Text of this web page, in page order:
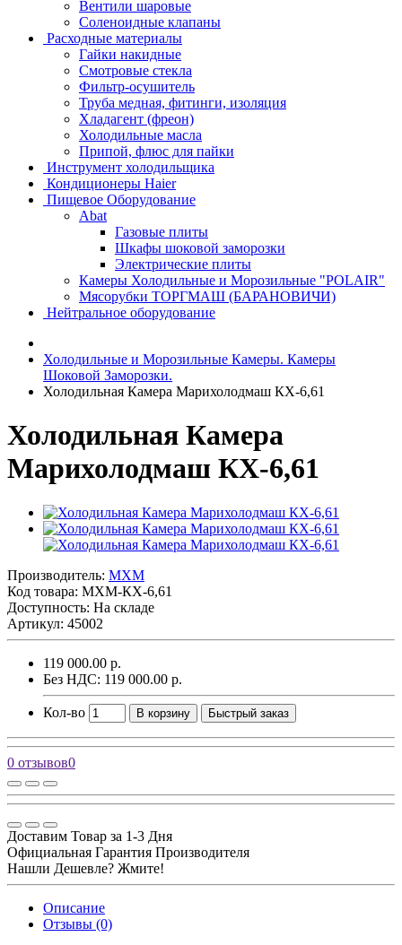
Вентили шаровые
Соленоидные клапаны
Расходные материалы
Гайки накидные
Смотровые стекла
Фильтр-осушитель
Труба медная, фитинги, изоляция
Хладагент (фреон)
Холодильные масла
Припой, флюс для пайки
Инструмент холодильщика
Кондиционеры Haier
Пищевое Оборудование
Abat
Газовые плиты
Шкафы шоковой заморозки
Электрические плиты
Камеры Холодильные и Морозильные "POLAIR"
Мясорубки ТОРГМАШ (БАРАНОВИЧИ)
Нейтральное оборудование
Холодильные и Морозильные Камеры. Камеры
Шоковой Заморозки.
Холодильная Камера Марихолодмаш КХ-6,61
Холодильная Камера
Марихолодмаш КХ-6,61
Производитель: MXM
Код товара: МХМ-КХ-6,61
Доступность: На складе
Артикул: 45002
119 000.00 р.
Без НДС: 119 000.00 р.
Кол-во В корзину Быстрый заказ
0 отзывов0
Доставим Товар за 1-3 Дня
Официальная Гарантия Производителя
Нашли Дешевле? Жмите!
Описание
Отзывы (0)